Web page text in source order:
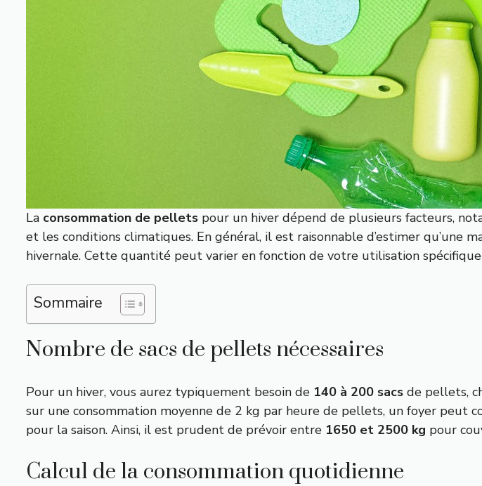
La consommation de pellets pour un hiver dépend de plusieurs facteurs,
et les conditions climatiques. En général, il est raisonnable d’estimer qu’une
hivernale. Cette quantité peut varier en fonction de votre utilisation
Sommaire
Nombre de sacs de pellets nécessaires
Pour un hiver, vous aurez typiquement besoin de 140 à 200 sacs de pellets,
sur une consommation moyenne de 2 kg par heure de pellets, un foyer peut
pour la saison. Ainsi, il est prudent de prévoir entre 1650 et 2500 kg pour
Calcul de la consommation quotidienne